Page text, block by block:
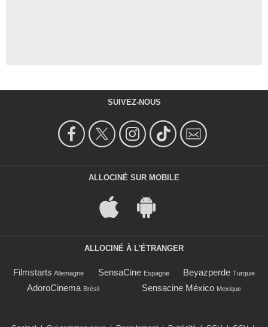
SUIVEZ-NOUS
ALLOCINÉ SUR MOBILE
ALLOCINÉ À L'ÉTRANGER
Filmstarts Allemagne SensaCine Espagne Beyazperde Turquie
AdoroCinema Brésil Sensacine México Mexique